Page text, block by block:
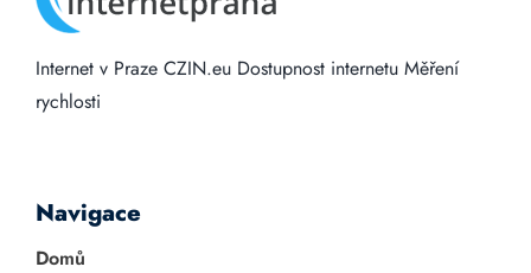
Internet v Praze CZIN.eu Dostupnost internetu Měření
rychlosti
Navigace
Domů